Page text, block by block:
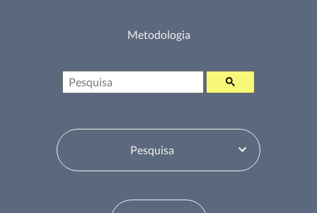
Metodologia
Pesquisa
Selecione o Tabela de Conteúdos